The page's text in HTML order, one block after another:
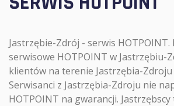
Jastrzębie-Zdrój - serwis HOTPOINT.
serwisowe HOTPOINT w Jastrzębiu-
klientów na terenie Jastrzębia-Zdroju
Serwisanci z Jastrzębia-Zdroju nie
HOTPOINT na gwarancji.